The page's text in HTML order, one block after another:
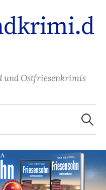
und Ostfriesenkrimis
Suchen
nach: